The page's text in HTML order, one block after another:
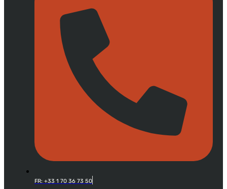
FR: +33 1 70 36 73 50